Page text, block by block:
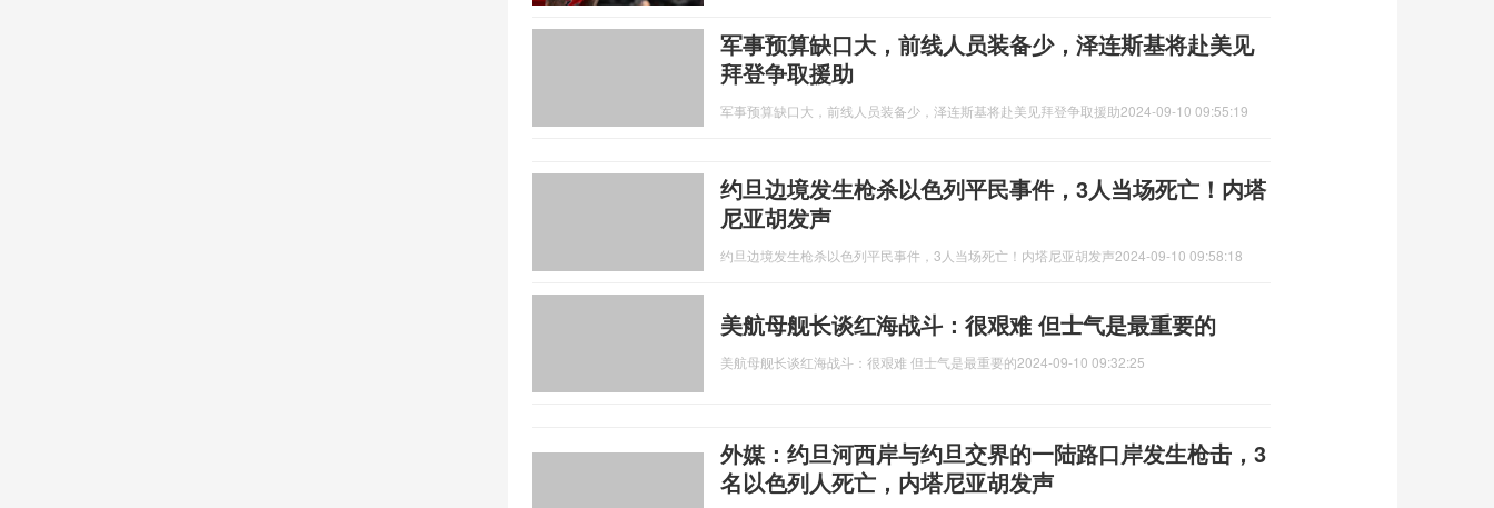
军事预算缺口大，前线人员装备少，泽连斯基将赴美见
拜登争取援助
军事预算缺口大，前线人员装备少，泽连斯基将赴美见拜登争取援助2024-09-10 09:55:19
约旦边境发生枪杀以色列平民事件，3人当场死亡！内塔
尼亚胡发声
约旦边境发生枪杀以色列平民事件，3人当场死亡！内塔尼亚胡发声2024-09-10 09:58:18
美航母舰长谈红海战斗：很艰难 但士气是最重要的
美航母舰长谈红海战斗：很艰难 但士气是最重要的2024-09-10 09:32:25
外媒：约旦河西岸与约旦交界的一陆路口岸发生枪击，3
名以色列人死亡，内塔尼亚胡发声